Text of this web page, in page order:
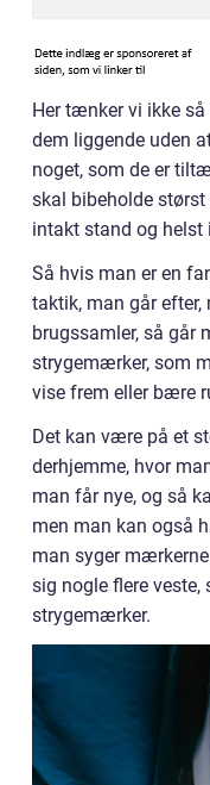
Her tænker vi ikke
dem liggende uden
noget, som de er
skal bibeholde
intakt stand og
Så hvis man er en
taktik, man går efter,
brugssamler, så går
strygemærker, som
vise frem eller bære
Det kan være på et
derhjemme, hvor
man får nye, og så
men man kan også
man syger
sig nogle flere
strygemærker.